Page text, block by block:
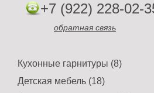
+7 (922) 228-02-
обратная связь
Кухонные гарнитуры (8)
Детская мебель (18)